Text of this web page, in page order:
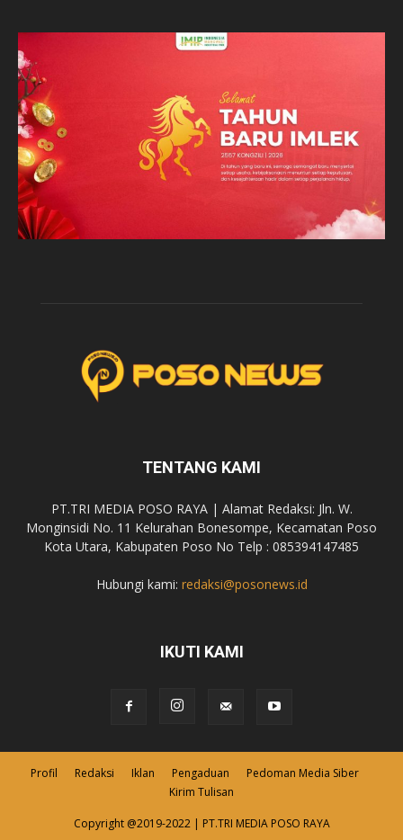
TENTANG KAMI
PT.TRI MEDIA POSO RAYA | Alamat Redaksi: Jln. W.
Monginsidi No. 11 Kelurahan Bonesompe, Kecamatan Poso
Kota Utara, Kabupaten Poso No Telp : 085394147485
Hubungi kami: redaksi@posonews.id
IKUTI KAMI
Profil Redaksi Iklan Pengaduan
Pedoman Media Siber
Kirim Tulisan
Copyright @2019-2022 | PT.TRI MEDIA POSO RAYA